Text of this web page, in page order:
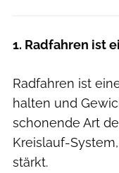
1. Radfahren ist
Radfahren ist
halten und
schonende Art
Kreislauf-
stärkt.